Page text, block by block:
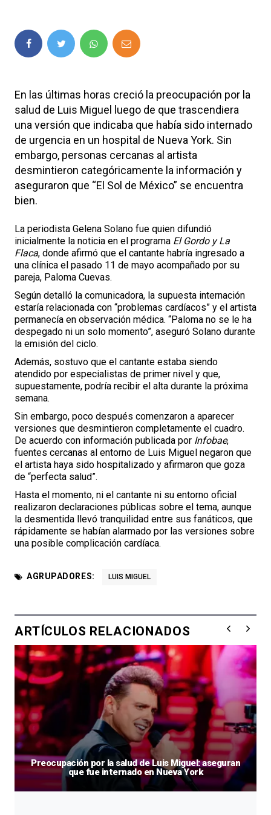
En las últimas horas creció la preocupación por la
salud de Luis Miguel
luego de que trascendiera
una versión que indicaba que había sido internado
de urgencia en un hospital de Nueva York. Sin
embargo, personas cercanas al artista
desmintieron categóricamente la información y
aseguraron que “El Sol de México” se encuentra
bien.
La periodista Gelena Solano fue quien difundió
inicialmente la noticia en el programa El Gordo y La
Flaca, donde afirmó que el cantante habría ingresado a
una clínica el pasado 11 de mayo acompañado por su
pareja, Paloma Cuevas.
Según detalló la comunicadora, la supuesta internación
estaría relacionada con “problemas cardíacos” y el artista
permanecía en observación médica. “Paloma no se le ha
despegado ni un solo momento”, aseguró Solano durante
la emisión del ciclo.
Además, sostuvo que el cantante estaba siendo
atendido por especialistas de primer nivel y que,
supuestamente, podría recibir el alta durante la próxima
semana.
Sin embargo, poco después comenzaron a aparecer
versiones que desmintieron completamente el cuadro.
De acuerdo con información publicada por Infobae,
fuentes cercanas al entorno de Luis Miguel negaron que
el artista haya sido hospitalizado y afirmaron que goza
de “perfecta salud”.
Hasta el momento, ni el cantante ni su entorno oficial
realizaron declaraciones públicas sobre el tema, aunque
la desmentida llevó tranquilidad entre sus fanáticos, que
rápidamente se habían alarmado por las versiones sobre
una posible complicación cardíaca.
AGRUPADORES: LUIS MIGUEL
ARTÍCULOS RELACIONADOS
Preocupación por la salud de Luis Miguel: aseguran
que fue internado en Nueva York